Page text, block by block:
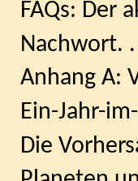
FAQs: Der
Nachwort.
Anhang A:
Ein-Jahr-
Die